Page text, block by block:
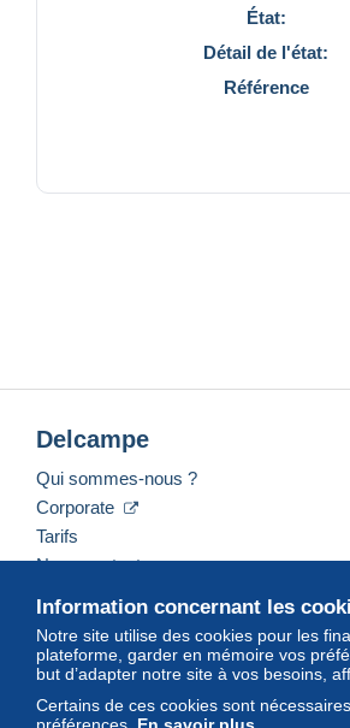
État:
Détail de l'état:
Référence
Information concernant les
Notre site utilise des cookies pour les
plateforme, garder en mémoire vos
but d’adapter notre site à vos besoins,
Certains de ces cookies sont
préférences. En savoir plus
Delcampe
Qui sommes-nous ?
Corporate
Tarifs
Nous contacter
Français USD America/